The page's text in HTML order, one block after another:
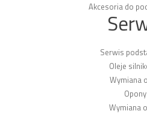
Akcesoria do
Serwis
Oleje
Wymiana
Opony
Wymiana